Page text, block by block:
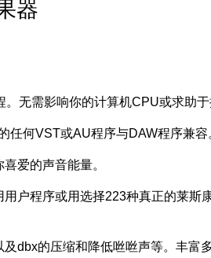
器
无需影响你的计算机CPU或求助于
何VST或AU程序与DAW程序兼容
爱的声音能量。
户程序或用选择223种真正的莱斯
dbx的压缩和降低咝咝声等。丰富